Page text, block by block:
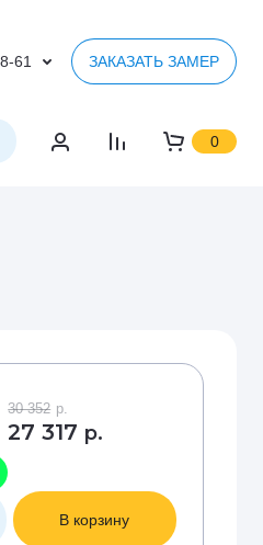
61 ЗАКАЗАТЬ ЗАМЕР
0
30 352 р.
27 317 р.
В корзину